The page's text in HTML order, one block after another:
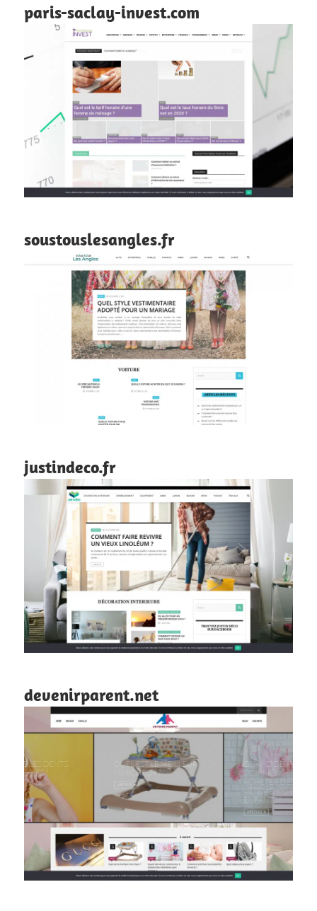
paris-saclay-invest.com
soustouslesangles.fr
justindeco.fr
devenirparent.net